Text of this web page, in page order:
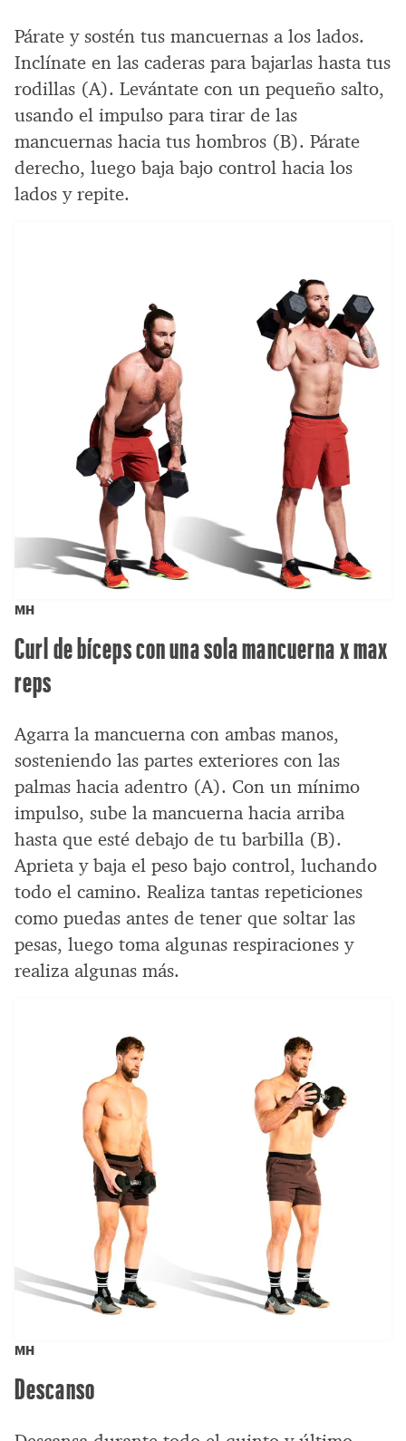
Párate y sostén tus mancuernas a los lados.
Inclínate en las caderas para bajarlas hasta tus
rodillas (A). Levántate con un pequeño salto,
usando el impulso para tirar de las
mancuernas hacia tus hombros (B). Párate
derecho, luego baja bajo control hacia los
lados y repite.
MH
Curl de bíceps con una sola mancuerna x max
reps
Agarra la mancuerna con ambas manos,
sosteniendo las partes exteriores con las
palmas hacia adentro (A). Con un mínimo
impulso, sube la mancuerna hacia arriba
hasta que esté debajo de tu barbilla (B).
Aprieta y baja el peso bajo control, luchando
todo el camino. Realiza tantas repeticiones
como puedas antes de tener que soltar las
pesas, luego toma algunas respiraciones y
realiza algunas más.
MH
Descanso